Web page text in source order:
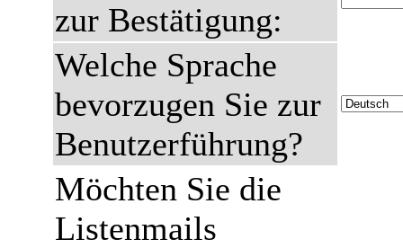
zur Bestätigung:
Welche Sprache
bevorzugen Sie zur
Benutzerführung?
Möchten Sie die
Listenmails